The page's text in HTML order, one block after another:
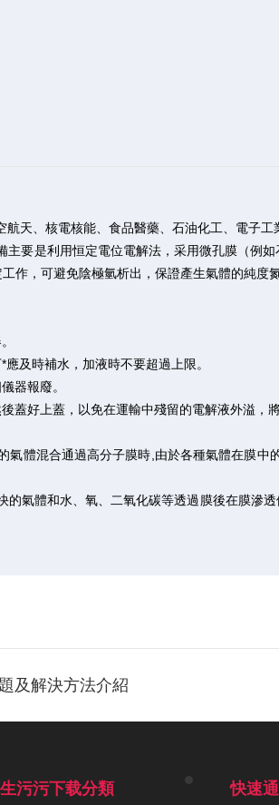
、核電核能、食品醫藥、石油化工、電子工
是利用恒定電位電解法，采用微孔膜（例
作，可避免陰極氫析出，保證產生氣體的純度氮
及時補水，加液時不要超過上限。
器報廢。
好上蓋，以免在運輸中殘留的電解液外溢，將
混合通過高分子膜時,由於各種氣體在膜中
體和水、氧、二氧化碳等透過膜後在膜滲透
及解決方法介紹
污污下载分類 快速